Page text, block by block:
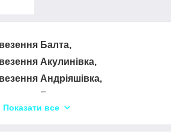
Балта,
Акулинівка,
Андріяшівка,
Бендзари,
Березівка,
Показати все